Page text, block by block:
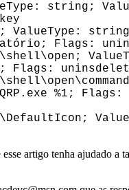
string;
ValueType:
Flags:
Flags:
%1; Flags:
artigo tenha ajudado a